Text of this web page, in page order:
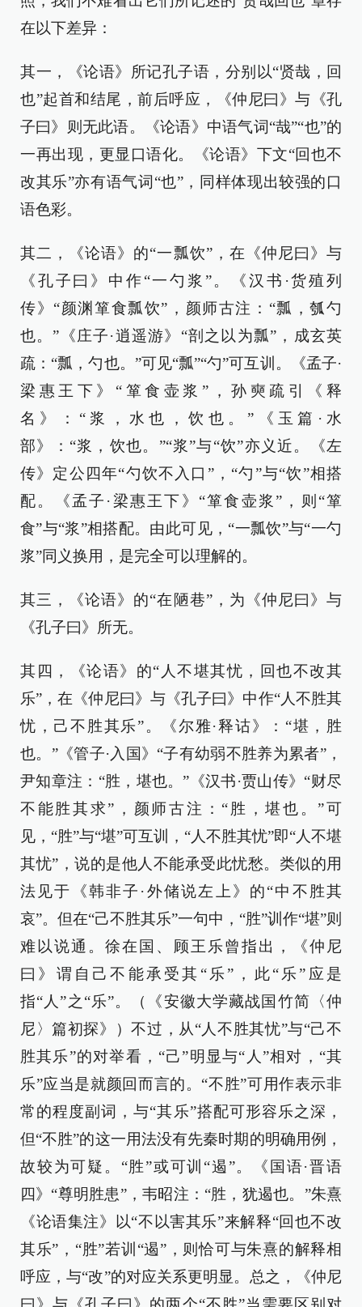
在以下差异：
其一，《论语》所记孔子语，分别以“贤哉，回
也”起首和结尾，前后呼应，《仲尼曰》与《孔
子曰》则无此语。《论语》中语气词“哉”“也”的
一再出现，更显口语化。《论语》下文“回也不
改其乐”亦有语气词“也”，同样体现出较强的口
语色彩。
其二，《论语》的“一瓢饮”，在《仲尼曰》与
《孔子曰》中作“一勺浆”。《汉书·货殖列
传》“颜渊箪食瓢饮”，颜师古注：“瓢，瓠勺
也。”《庄子·逍遥游》“剖之以为瓢”，成玄英
疏：“瓢，勺也。”可见“瓢”“勺”可互训。《孟子·
梁惠王下》“箪食壶浆”，孙奭疏引《释
名》：“浆，水也，饮也。”《玉篇·水
部》：“浆，饮也。”“浆”与“饮”亦义近。《左
传》定公四年“勺饮不入口”，“勺”与“饮”相搭
配。《孟子·梁惠王下》“箪食壶浆”，则“箪
食”与“浆”相搭配。由此可见，“一瓢饮”与“一勺
浆”同义换用，是完全可以理解的。
其三，《论语》的“在陋巷”，为《仲尼曰》与
《孔子曰》所无。
其四，《论语》的“人不堪其忧，回也不改其
乐”，在《仲尼曰》与《孔子曰》中作“人不胜其
忧，己不胜其乐”。《尔雅·释诂》：“堪，胜
也。”《管子·入国》“子有幼弱不胜养为累者”，
尹知章注：“胜，堪也。”《汉书·贾山传》“财尽
不能胜其求”，颜师古注：“胜，堪也。”可
见，“胜”与“堪”可互训，“人不胜其忧”即“人不堪
其忧”，说的是他人不能承受此忧愁。类似的用
法见于《韩非子·外储说左上》的“中不胜其
哀”。但在“己不胜其乐”一句中，“胜”训作“堪”则
难以说通。徐在国、顾王乐曾指出，《仲尼
曰》谓自己不能承受其“乐”，此“乐”应是
指“人”之“乐”。（《安徽大学藏战国竹简〈仲
尼〉篇初探》）不过，从“人不胜其忧”与“己不
胜其乐”的对举看，“己”明显与“人”相对，“其
乐”应当是就颜回而言的。“不胜”可用作表示非
常的程度副词，与“其乐”搭配可形容乐之深，
但“不胜”的这一用法没有先秦时期的明确用例，
故较为可疑。“胜”或可训“遏”。《国语·晋语
四》“尊明胜患”，韦昭注：“胜，犹遏也。”朱熹
《论语集注》以“不以害其乐”来解释“回也不改
其乐”，“胜”若训“遏”，则恰可与朱熹的解释相
呼应，与“改”的对应关系更明显。总之，《仲尼